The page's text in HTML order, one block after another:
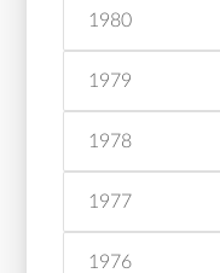
1980
1979
1978
1977
1976